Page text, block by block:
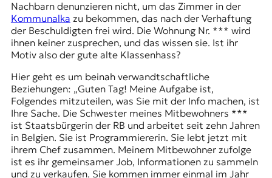
Nachbarn denunzieren nicht, um das Zimmer in der
Kommunalka zu bekommen, das nach der Verhaftung
der Beschuldigten frei wird. Die Wohnung Nr. *** wird
ihnen keiner zusprechen, und das wissen sie. Ist ihr
Motiv also der gute alte Klassenhass?
Hier geht es um beinah verwandtschaftliche
Beziehungen: „Guten Tag! Meine Aufgabe ist,
Folgendes mitzuteilen, was Sie mit der Info machen, ist
Ihre Sache. Die Schwester meines Mitbewohners ***
ist Staatsbürgerin der RB und arbeitet seit zehn Jahren
in Belgien. Sie ist Programmiererin. Sie lebt jetzt mit
ihrem Chef zusammen. Meinem Mitbewohner zufolge
ist es ihr gemeinsamer Job, Informationen zu sammeln
und zu verkaufen. Sie kommen immer einmal im Jahr